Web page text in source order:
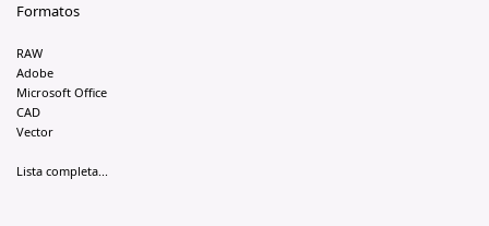
Formatos
RAW
Adobe
Microsoft Office
CAD
Vector
Lista completa...